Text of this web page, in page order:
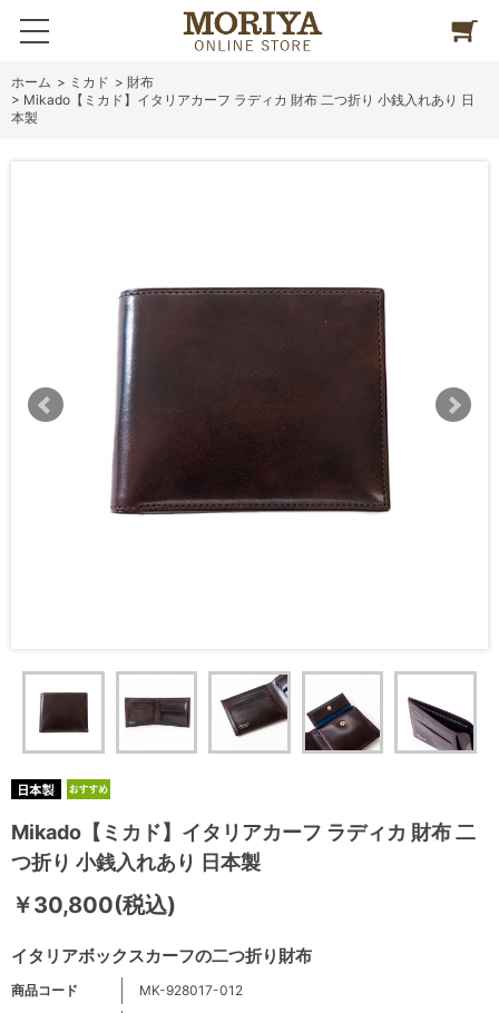
ホーム > ミカド > 財布
> Mikado【ミカド】イタリアカーフ ラディカ 財布 二つ折り 小銭入れあり 日
本製
Mikado【ミカド】イタリアカーフ ラディカ 財布 二
つ折り 小銭入れあり 日本製
イタリアボックスカーフの二つ折り財布
￥30,800(税込)
商品コード
MK-928017-012